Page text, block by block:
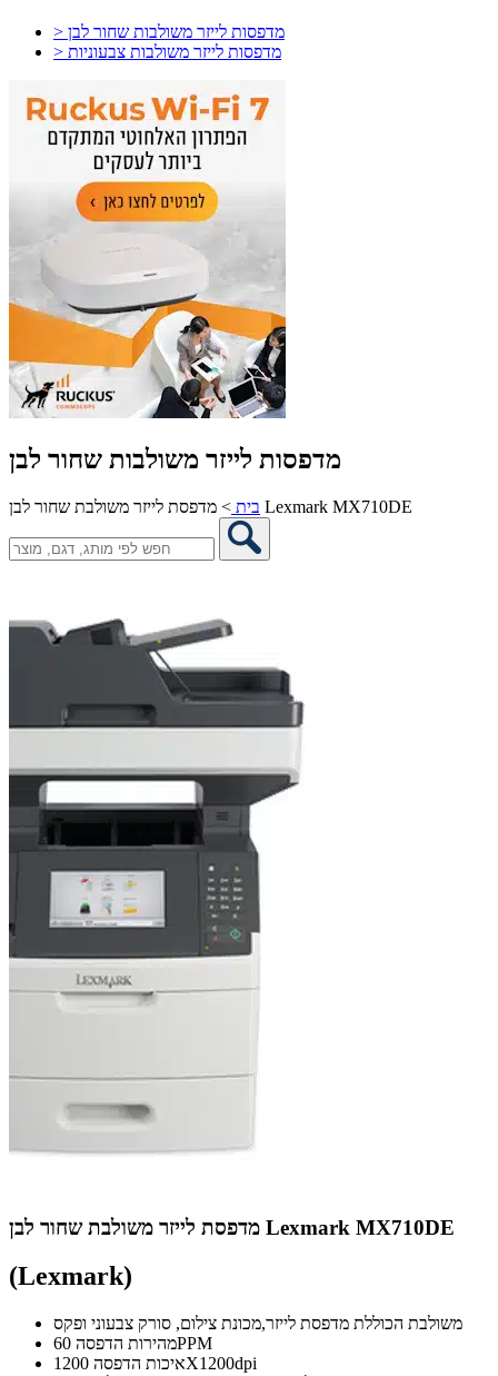
> מדפסות לייזר משולבות שחור לבן
> מדפסות לייזר משולבות צבעוניות
מדפסות לייזר משולבות שחור לבן
בית > מדפסת לייזר משולבת שחור לבן Lexmark MX710DE
מדפסת לייזר משולבת שחור לבן Lexmark MX710DE
(Lexmark)
משולבת הכוללת מדפסת לייזר,מכונת צילום, סורק צבעוני ופקס
מהירות הדפסה 60PPM
איכות הדפסה 1200X1200dpi